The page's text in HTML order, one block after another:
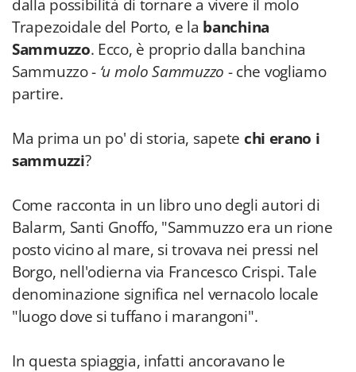
dalla possibilità di tornare a vivere il molo
Trapezoidale del Porto, e la banchina
Sammuzzo. Ecco, è proprio dalla banchina
Sammuzzo - ‘u molo Sammuzzo - che vogliamo
partire.
Ma prima un po' di storia, sapete chi erano i
sammuzzi?
Come racconta in un libro uno degli autori di
Balarm, Santi Gnoffo, "Sammuzzo era un rione
posto vicino al mare, si trovava nei pressi nel
Borgo, nell'odierna via Francesco Crispi. Tale
denominazione significa nel vernacolo locale
"luogo dove si tuffano i marangoni".
In questa spiaggia, infatti ancoravano le